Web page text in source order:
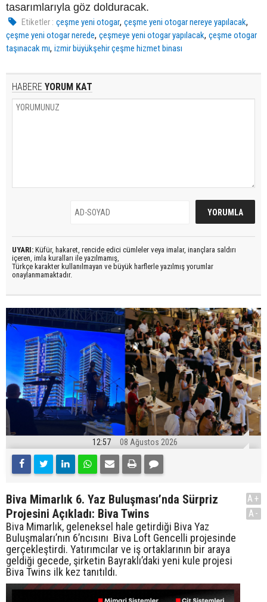
tasarımlarıyla göz dolduracak.
Etiketler : çeşme yeni otogar,çeşme yeni otogar nereye yapılacak,
çeşme yeni otogar nerede, çeşmeye yeni otogar yapılacak, çeşme otogar
taşınacak mı, izmir büyükşehir çeşme hizmet binası
HABERE YORUM KAT
UYARI: Küfür, hakaret, rencide edici cümleler veya imalar, inançlara saldırı
içeren, imla kuralları ile yazılmamış,
Türkçe karakter kullanılmayan ve büyük harflerle yazılmış yorumlar
onaylanmamaktadır.
12:57 08 Ağustos 2026
Biva Mimarlık 6. Yaz Buluşması’nda Sürpriz
Projesini Açıkladı: Biva Twins
Biva Mimarlık, geleneksel hale getirdiği Biva Yaz
Buluşmaları’nın 6’ncısını Biva Loft Gencelli projesinde
gerçekleştirdi. Yatırımcılar ve iş ortaklarının bir araya
geldiği gecede, şirketin Bayraklı’daki yeni kule projesi
Biva Twins ilk kez tanıtıldı.
A+
A-